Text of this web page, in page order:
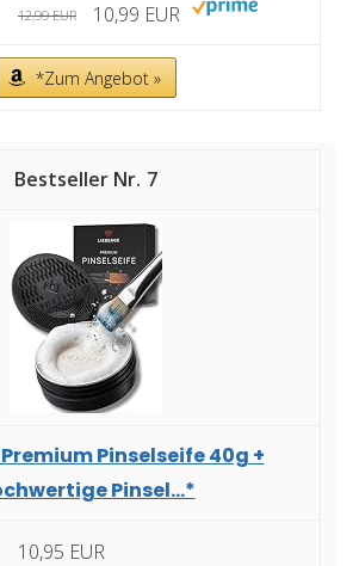
12,99 EUR 10,99 EUR
*Zum Angebot »
7
Premium Pinselseife 40g +
Pinsel...*
10,95 EUR